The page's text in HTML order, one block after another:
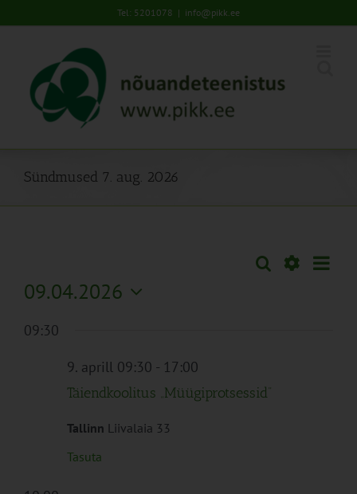
to
Tel: 5201078 | info@pikk.ee
Sündmused 7. aug. 2026
Sündmused
Otsi Päev
09.04.2026
kuupäev.
09:30
9. aprill 09:30 - 17:00
Täiendkoolitus „Müügiprotsessid”
Tallinn Liivalaia 33
Tasuta